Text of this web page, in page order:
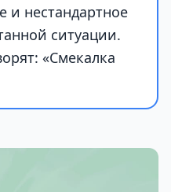
и нестандартное
ситуации.
«Смекалка